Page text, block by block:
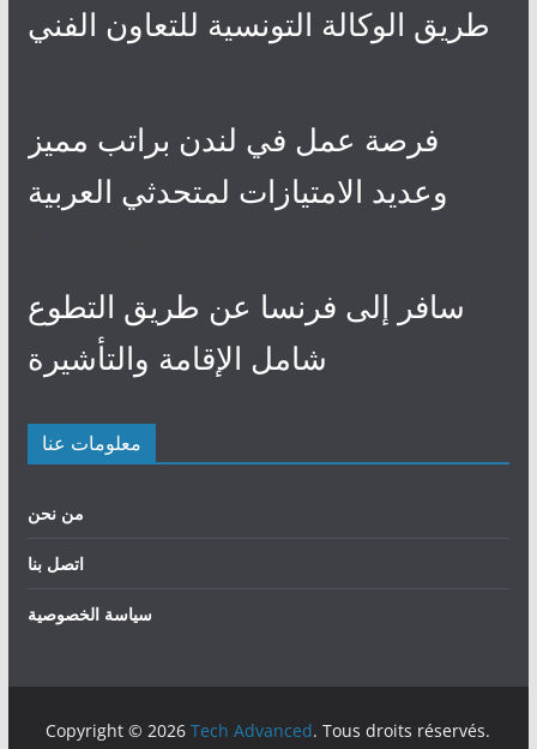
طريق الوكالة التونسية للتعاون الفني
فرصة عمل في لندن براتب مميز
وعديد الامتيازات لمتحدثي العربية
سافر إلى فرنسا عن طريق التطوع
شامل الإقامة والتأشيرة
معلومات عنا
من نحن
اتصل بنا
سياسة الخصوصية
Copyright © 2026Tech Advanced. Tous droits réservés.